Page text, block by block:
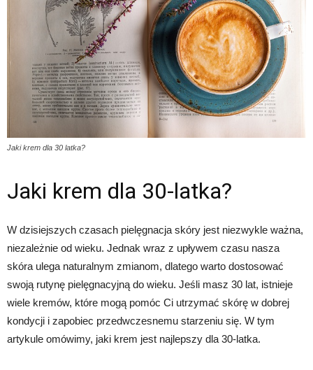
Jaki krem dla 30 latka?
Jaki krem dla 30-latka?
W dzisiejszych czasach pielęgnacja skóry jest niezwykle ważna,
niezależnie od wieku. Jednak wraz z upływem czasu nasza
skóra ulega naturalnym zmianom, dlatego warto dostosować
swoją rutynę pielęgnacyjną do wieku. Jeśli masz 30 lat, istnieje
wiele kremów, które mogą pomóc Ci utrzymać skórę w dobrej
kondycji i zapobiec przedwczesnemu starzeniu się. W tym
artykule omówimy, jaki krem jest najlepszy dla 30-latka.